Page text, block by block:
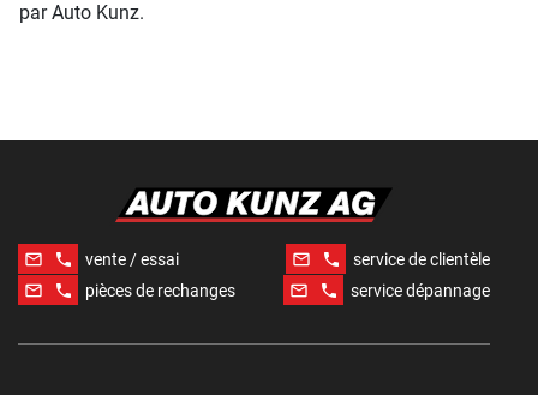
par Auto Kunz.
mail_outline phone vente / essai mail_outline phone
service de clientèle
mail_outline
phone pièces de rechanges mail_outline phone service dépannage